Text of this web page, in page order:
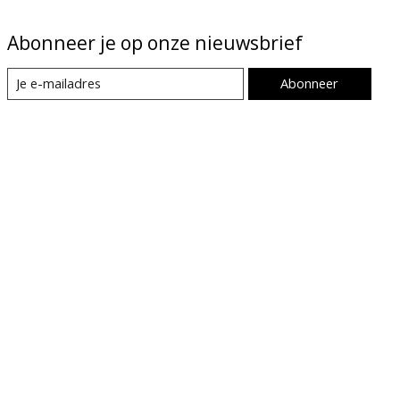
Abonneer je op onze nieuwsbrief
Abonneer